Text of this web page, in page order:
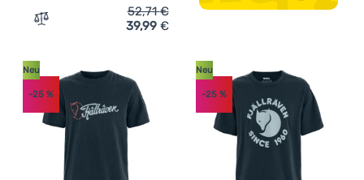
Zum Vergleich 'Damen-T-Shirt Fjällräven 1960 Logo T-
52,71€
39,99 €
Neu
-25 %
Neu
-25%